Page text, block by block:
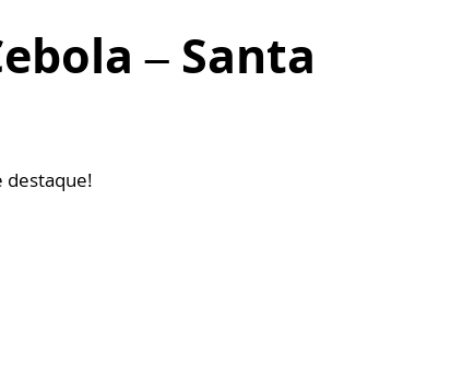
– Santa
destaque!